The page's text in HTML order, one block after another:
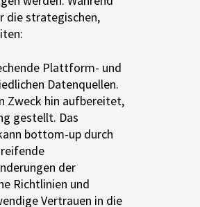
die strategischen,
Plattform- und
Datenquellen.
Zweck hin aufbereitet,
gestellt. Das
bottom-up durch
der
Richtlinien und
Vertrauen in die